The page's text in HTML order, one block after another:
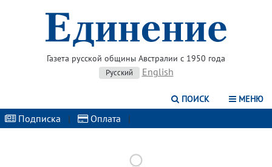
Газета русской общины Австралии с 1950 года
Русский English
ПОИСК МЕНЮ
Подписка | Оплата |